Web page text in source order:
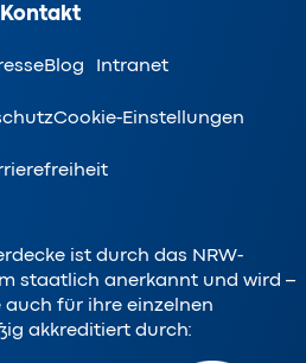
Kontakt
Blog Intranet
Cookie-Einstellungen
ist durch das NRW-
staatlich anerkannt und wird –
für ihre einzelnen
akkreditiert durch: